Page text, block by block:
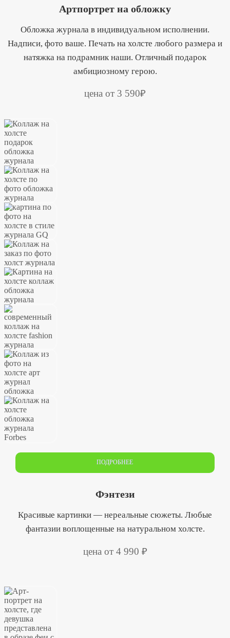
Артпортрет на обложку
Обложка журнала в индивидуальном исполнении.
Надписи, фото ваше. Печать на холсте любого размера и
натяжка на подрамник наши. Отличный подарок
амбициозному герою.
цена от 3 590₽
ПОДРОБНЕЕ
Фэнтези
Красивые картинки — нереальные сюжеты. Любые
фантазии воплощенные на натуральном холсте.
цена от 4 990 ₽